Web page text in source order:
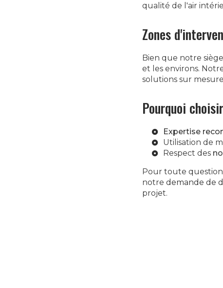
qualité de l'air
Zones
Bien que notre
et les environs.
solutions sur
Pourquoi
Expertise
Utilisation de
Respect des
Pour toute question
notre demande de
projet.